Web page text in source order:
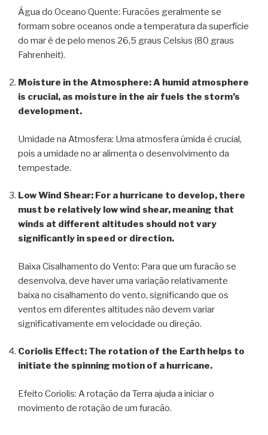
Água do Oceano Quente: Furacões geralmente se
formam sobre oceanos onde a temperatura da superfície
do mar é de pelo menos 26,5 graus Celsius (80 graus
Fahrenheit).
Moisture in the Atmosphere: A humid atmosphere
is crucial, as moisture in the air fuels the storm’s
development.
Umidade na Atmosfera: Uma atmosfera úmida é crucial,
pois a umidade no ar alimenta o desenvolvimento da
tempestade.
Low Wind Shear: For a hurricane to develop, there
must be relatively low wind shear, meaning that
winds at different altitudes should not vary
significantly in speed or direction.
Baixa Cisalhamento do Vento: Para que um furacão se
desenvolva, deve haver uma variação relativamente
baixa no cisalhamento do vento, significando que os
ventos em diferentes altitudes não devem variar
significativamente em velocidade ou direção.
Coriolis Effect: The rotation of the Earth helps to
initiate the spinning motion of a hurricane.
Efeito Coriolis: A rotação da Terra ajuda a iniciar o
movimento de rotação de um furacão.